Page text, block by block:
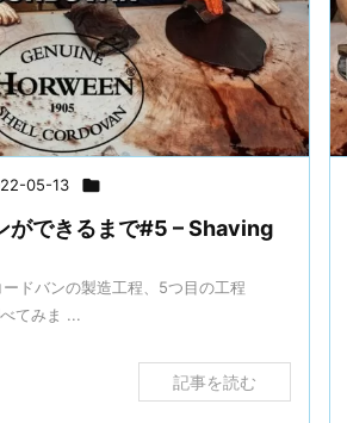
05-13 
ができるまで#5 – Shaving
ドバンの製造工程、5つ目の工程
てみま ...
記事を読む